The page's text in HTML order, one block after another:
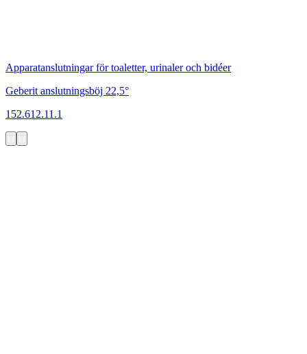
Apparatanslutningar för toaletter, urinaler och bidéer
Geberit anslutningsböj 22,5°
152.612.11.1